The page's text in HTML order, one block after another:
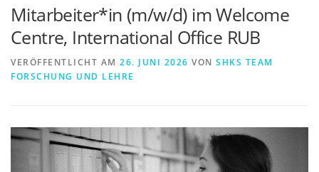
INSTITUT FORSCHUNG DOWNLOADS
Mitarbeiter*in (m/w/d) im Welcome
Centre, International Office RUB
VERÖFFENTLICHT AM 26. JUNI 2026 VON SHKS TEAM
FORSCHUNG UND LEHRE